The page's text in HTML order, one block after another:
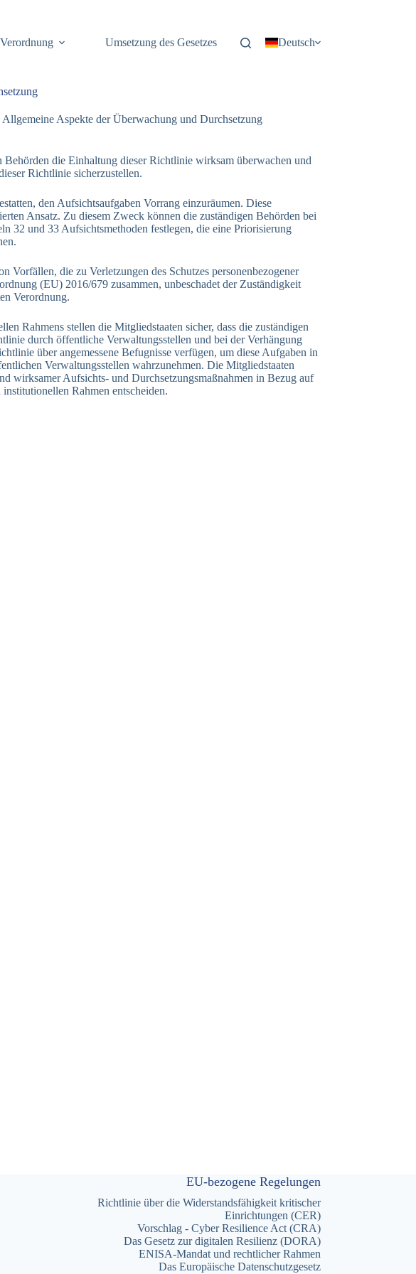
Umsetzung des Gesetzes Deutsch
Aspekte der Überwachung und Durchsetzung
die Einhaltung dieser Richtlinie wirksam überwachen und
Richtlinie sicherzustellen.
den Aufsichtsaufgaben Vorrang einzuräumen. Diese
Ansatz. Zu diesem Zweck können die zuständigen Behörden bei
32 und 33 Aufsichtsmethoden festlegen, die eine Priorisierung
Vorfällen, die zu Verletzungen des Schutzes personenbezogener
(EU) 2016/679 zusammen, unbeschadet der Zuständigkeit
Verordnung.
Rahmens stellen die Mitgliedstaaten sicher, dass die zuständigen
durch öffentliche Verwaltungsstellen und bei der Verhängung
über angemessene Befugnisse verfügen, um diese Aufgaben in
Verwaltungsstellen wahrzunehmen. Die Mitgliedstaaten
wirksamer Aufsichts- und Durchsetzungsmaßnahmen in Bezug auf
Rahmen entscheiden.
EU-bezogene Regelungen
Richtlinie über die Widerstandsfähigkeit kritischer
Einrichtungen (CER)
Vorschlag - Cyber Resilience Act (CRA)
Das Gesetz zur digitalen Resilienz (DORA)
ENISA-Mandat und rechtlicher Rahmen
Das Europäische Datenschutzgesetz